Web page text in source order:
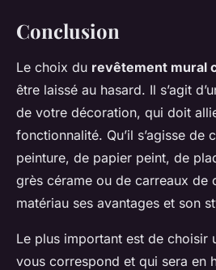
Conclusion
Le choix du revêtement mural
être laissé au hasard. Il s’agit
de votre décoration, qui doit
fonctionnalité. Qu’il s’agisse de
peinture, de papier peint, de
grès cérame ou de carreaux de
matériau ses avantages et son
Le plus important est de choisir
vous correspond et qui sera en